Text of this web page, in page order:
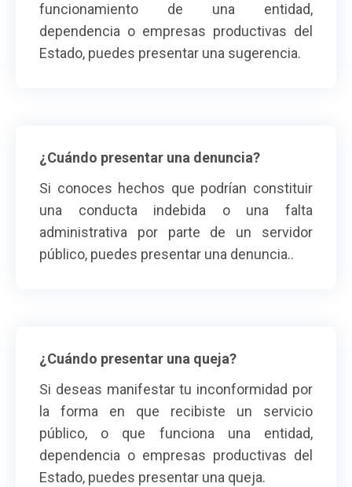
funcionamiento de una entidad,
dependencia o empresas productivas del
Estado, puedes presentar una sugerencia.
¿Cuándo presentar una denuncia?
Si conoces hechos que podrían constituir
una conducta indebida o una falta
administrativa por parte de un servidor
público, puedes presentar una denuncia..
¿Cuándo presentar una queja?
Si deseas manifestar tu inconformidad por
la forma en que recibiste un servicio
público, o que funciona una entidad,
dependencia o empresas productivas del
Estado, puedes presentar una queja.